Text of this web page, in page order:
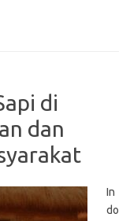
di
dan
In
do